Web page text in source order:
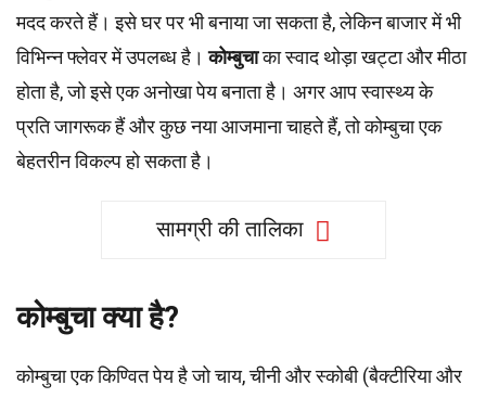
मदद करते हैं। इसे घर पर भी बनाया जा सकता है, लेकिन बाजार में भी
विभिन्न फ्लेवर में उपलब्ध है।कोम्बुचाका स्वाद थोड़ा खट्टा और मीठा
होता है, जो इसे एक अनोखा पेय बनाता है। अगर आप स्वास्थ्य के
प्रति जागरूक हैं और कुछ नया आजमाना चाहते हैं, तो कोम्बुचा एक
बेहतरीन विकल्प हो सकता है।
सामग्री की तालिका
कोम्बुचा क्या है?
कोम्बुचा एक किण्वित पेय है जो चाय, चीनी और स्कोबी (बैक्टीरिया और